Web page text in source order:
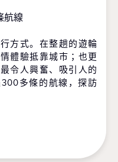
航線
方式。在整趟的遊輪
體驗抵靠城市；也更
令人興奮、吸引人的
多條的航線，探訪